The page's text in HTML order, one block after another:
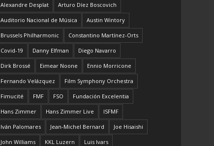
Alexandre Desplat Arturo Díez Boscovich
Auditorio Nacional de Música Austin Wintory
Brussels Philharmonic Constantino Martínez-Orts
Covid-19 Danny Elfman Diego Navarro
Dirk Brossé Eimear Noone Ennio Morricone
Fernando Velázquez Film Symphony Orchestra
Fimucité FMF FSO Fundación Excelentia
Hans Zimmer Hans Zimmer Live ISFMF
Iván Palomares Jean-Michel Bernard Joe Hisaishi
John Williams KKL Luzern Luis Ivars